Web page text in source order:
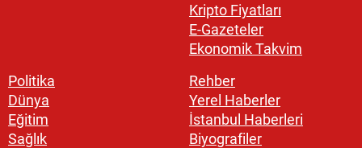
Kripto Fiyatları
E-Gazeteler
Ekonomik Takvim
Politika
Dünya
Eğitim
Sağlık
Rehber
Yerel Haberler
İstanbul Haberleri
Biyografiler